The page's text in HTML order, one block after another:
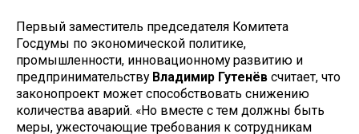
Первый заместитель председателя Комитета
Госдумы по экономической политике,
промышленности, инновационному развитию и
предпринимательству Владимир Гутенёв считает, что
законопроект может способствовать снижению
количества аварий. «Но вместе с тем должны быть
меры, ужесточающие требования к сотрудникам